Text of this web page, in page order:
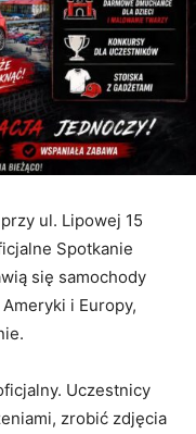
ul. Lipowej 15
Spotkanie
się samochody
i Europy,
Uczestnicy
zrobić zdjęcia